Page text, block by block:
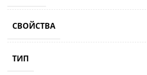
СВОЙСТВА
ТИП